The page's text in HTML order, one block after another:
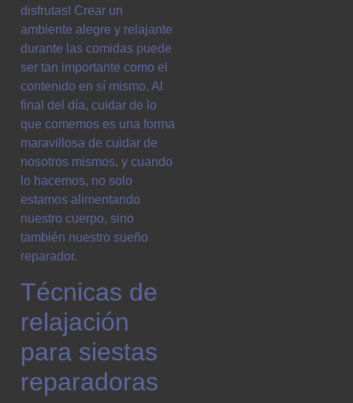
disfrutas! Crear un
ambiente alegre y relajante
durante las comidas puede
ser tan importante como el
contenido en sí mismo. Al
final del día, cuidar de lo
que comemos es una forma
maravillosa de cuidar de
nosotros mismos, y cuando
lo hacemos, no solo
estamos alimentando
nuestro cuerpo, sino
también nuestro sueño
reparador.
Técnicas de
relajación
para siestas
reparadoras